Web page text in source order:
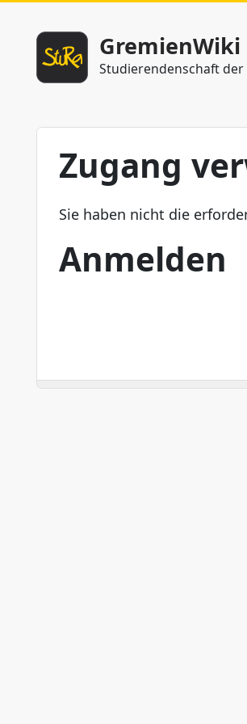
GremienWiki
Studierendenschaft der
Zugang
Sie haben nicht die
Anmelden